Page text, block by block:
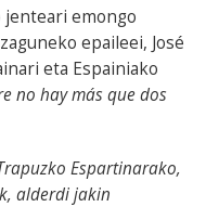
emongo
epaileei, José
eta Espainiako
no hay más que dos
Espartinarako,
alderdi jakin